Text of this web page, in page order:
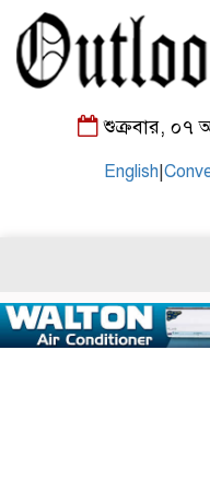
শুক্রবার, ০৭
English|